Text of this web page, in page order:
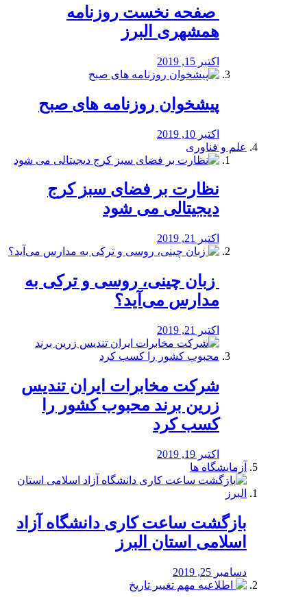
️ صفحه نخست روزنامه‌
همشهری البرز
اکتبر 15, 2019
پیشخوان روزنامه های صبح
اکتبر 10, 2019
علم و فناوری
نظارت بر فضای سبز کرج
دیجیتالی می شود
اکتبر 21, 2019
️ زبان چینی، روسی و ترکی به
مدارس می‌آید؟
اکتبر 21, 2019
شرکت مخابرات ایران تندیس
زرین برند محبوب کشور را
کسب کرد
اکتبر 19, 2019
آزمایشگاه ها
بازگشت ساعت کاری دانشگاه آزاد
اسلامی استان البرز
دسامبر 25, 2019